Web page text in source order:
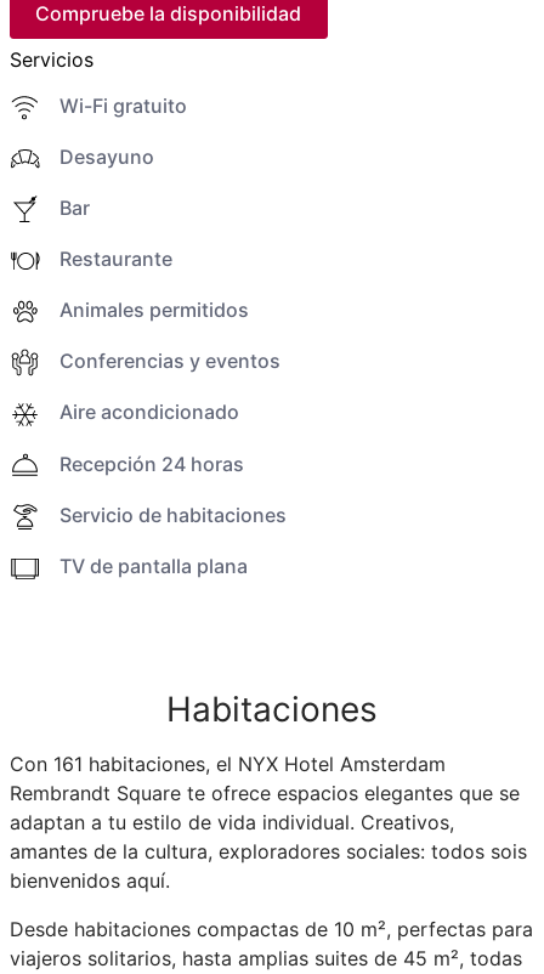
Compruebe la disponibilidad
Servicios
Wi-Fi gratuito
Desayuno
Bar
Restaurante
Animales permitidos
Conferencias y eventos
Aire acondicionado
Recepción 24 horas
Servicio de habitaciones
TV de pantalla plana
Habitaciones
Con 161 habitaciones, el NYX Hotel Amsterdam
Rembrandt Square te ofrece espacios elegantes que se
adaptan a tu estilo de vida individual. Creativos,
amantes de la cultura, exploradores sociales: todos sois
bienvenidos aquí.
Desde habitaciones compactas de 10 m², perfectas para
viajeros solitarios, hasta amplias suites de 45 m², todas